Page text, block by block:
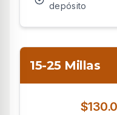
depósito
15-25 Millas